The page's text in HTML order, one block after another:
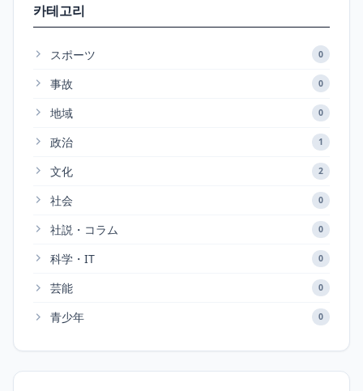
카테고리
スポーツ 0
事故 0
地域 0
政治 1
文化 2
社会 0
社説・コラム 0
科学・IT 0
芸能 0
青少年 0